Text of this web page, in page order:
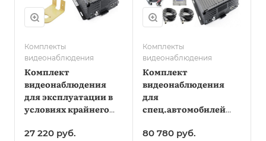
Комплекты
видеонаблюдения
Комплект
видеонаблюдения
для эксплуатации в
условиях крайнего
27 220 руб.
Комплекты
видеонаблюдения
Комплект
видеонаблюдения
для
спец.автомобилей
Стандарт
80 780 руб.